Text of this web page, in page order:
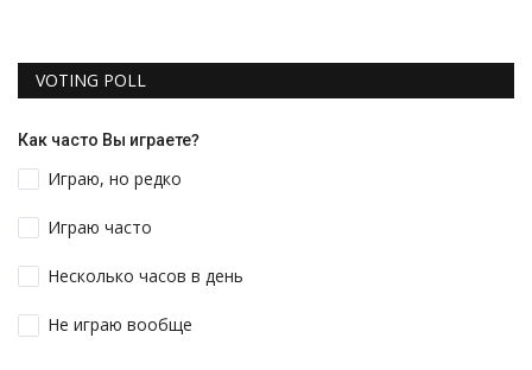
VOTING POLL
Как часто Вы играете?
Играю, но редко
Играю часто
Несколько часов в день
Не играю вообще